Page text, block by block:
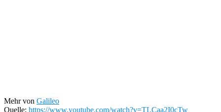
Mehr von Galileo
Quelle: https://www.youtube.com/watch?v=TLCaa2I0cTw